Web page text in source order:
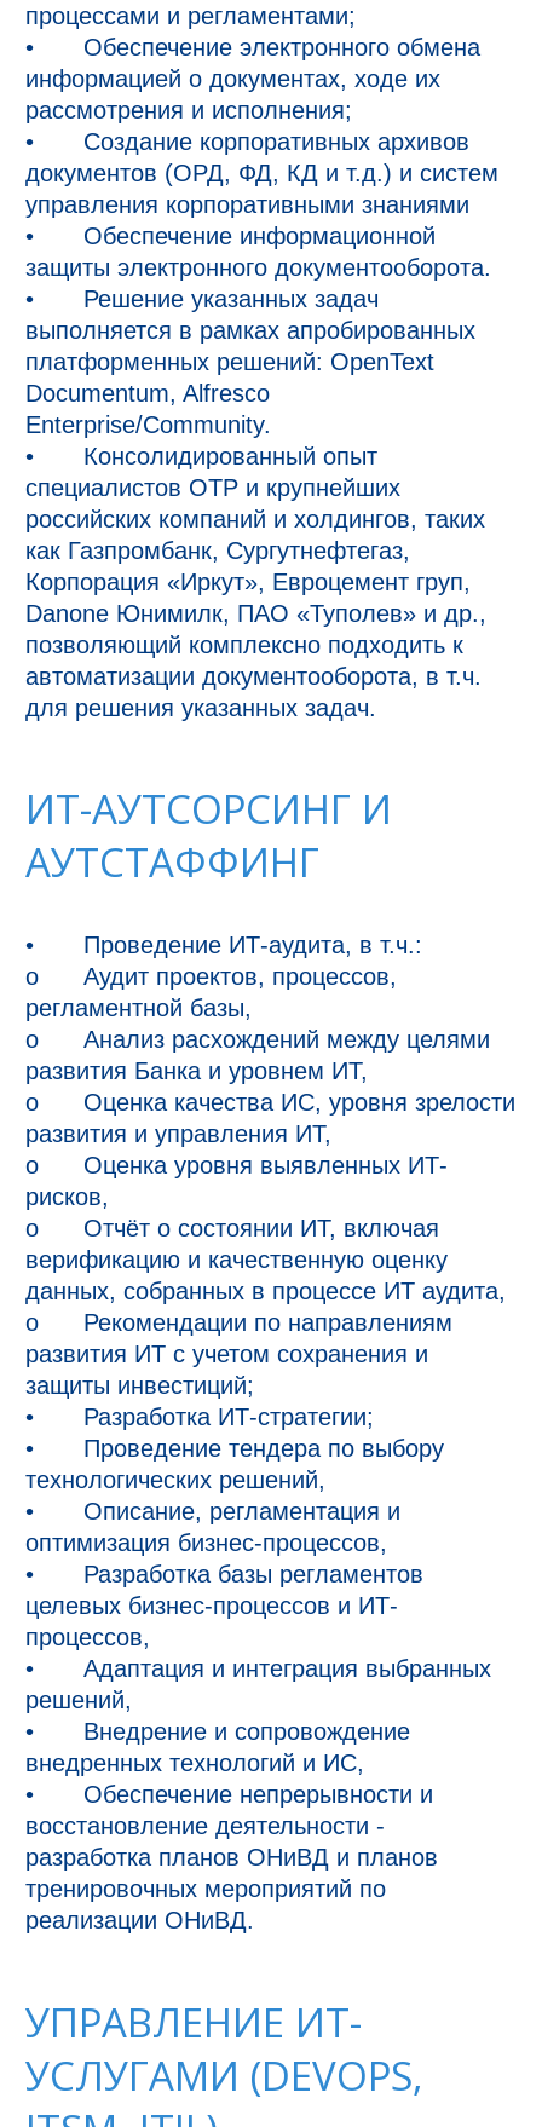
процессами и регламентами;
•	Обеспечение электронного обмена
информацией о документах, ходе их
рассмотрения и исполнения;
•	Создание корпоративных архивов
документов (ОРД, ФД, КД и т.д.) и систем
управления корпоративными знаниями
•	Обеспечение информационной
защиты электронного документооборота.
•	Решение указанных задач
выполняется в рамках апробированных
платформенных решений: OpenText
Documentum, Alfresco
Enterprise/Community.
•	Консолидированный опыт
специалистов ОТР и крупнейших
российских компаний и холдингов, таких
как Газпромбанк, Сургутнефтегаз,
Корпорация «Иркут», Евроцемент груп,
Danone Юнимилк, ПАО «Туполев» и др.,
позволяющий комплексно подходить к
автоматизации документооборота, в т.ч.
ИТ-АУТСОРСИНГ И
АУТСТАФФИНГ
•	Проведение ИТ-аудита, в т.ч.:
o	Аудит проектов, процессов,
регламентной базы,
o	Анализ расхождений между целями
развития Банка и уровнем ИТ,
o	Оценка качества ИС, уровня зрелости
развития и управления ИТ,
o	Оценка уровня выявленных ИТ-
рисков,
o	Отчёт о состоянии ИТ, включая
верификацию и качественную оценку
данных, собранных в процессе ИТ аудита,
o	Рекомендации по направлениям
развития ИТ с учетом сохранения и
защиты инвестиций;
•	Разработка ИТ-стратегии;
•	Проведение тендера по выбору
технологических решений,
•	Описание, регламентация и
оптимизация бизнес-процессов,
•	Разработка базы регламентов
целевых бизнес-процессов и ИТ-
процессов,
•	Адаптация и интеграция выбранных
решений,
•	Внедрение и сопровождение
внедренных технологий и ИС,
•	Обеспечение непрерывности и
восстановление деятельности -
разработка планов ОНиВД и планов
тренировочных мероприятий по
УПРАВЛЕНИЕ ИТ-
УСЛУГАМИ (DEVOPS,